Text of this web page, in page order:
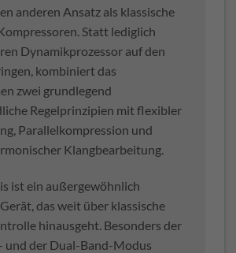
anderen Ansatz als klassische
Statt lediglich
Dynamikprozessor auf den
kombiniert das
zwei grundlegend
Regelprinzipien mit flexibler
Parallelkompression und
Klangbearbeitung.
ist ein außergewöhnlich
das weit über klassische
hinausgeht. Besonders der
und der Dual-Band-Modus